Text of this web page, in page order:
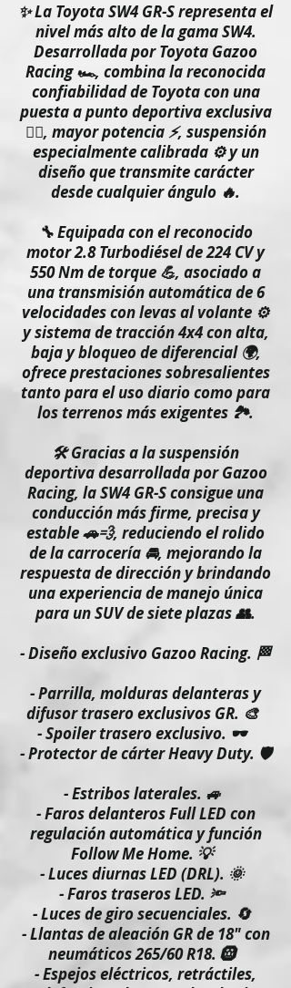
✨ La Toyota SW4 GR-S representa el
nivel más alto de la gama SW4.
Desarrollada por Toyota Gazoo
Racing 🏎️, combina la reconocida
confiabilidad de Toyota con una
puesta a punto deportiva exclusiva
🏋️‍♂️, mayor potencia ⚡, suspensión
especialmente calibrada ⚙️ y un
diseño que transmite carácter
desde cualquier ángulo 🔥.
🔧 Equipada con el reconocido
motor 2.8 Turbodiésel de 224 CV y
550 Nm de torque 💪, asociado a
una transmisión automática de 6
velocidades con levas al volante ⚙️
y sistema de tracción 4x4 con alta,
baja y bloqueo de diferencial 🌍,
ofrece prestaciones sobresalientes
tanto para el uso diariocomo para
los terrenos más exigentes 🏞️.
🛠️ Gracias a la suspensión
deportiva desarrollada por Gazoo
Racing, la SW4 GR-S consigue una
conducción más firme, precisa y
estable 🚗💨, reduciendo el rolido
de la carrocería 🚘, mejorando la
respuesta de dirección y brindando
una experiencia de manejo única
para un SUV de siete plazas 👥.
- Diseño exclusivo Gazoo Racing. 🏁
- Parrilla, molduras delanteras y
difusor trasero exclusivos GR. 🎨
- Spoiler trasero exclusivo. 🕶️
- Protector de cárter Heavy Duty. 🛡️
- Estribos laterales. 🚙
- Faros delanteros Full LED con
regulación automática y función
Follow Me Home. 💡
- Luces diurnas LED (DRL). 🌞
- Faros traseros LED. 🔦
- Luces de giro secuenciales. 🔄
- Llantas de aleación GR de 18" con
neumáticos 265/60 R18. 🛞
- Espejos eléctricos, retráctiles,